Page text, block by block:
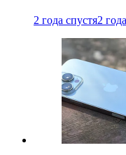
2 года спустя2